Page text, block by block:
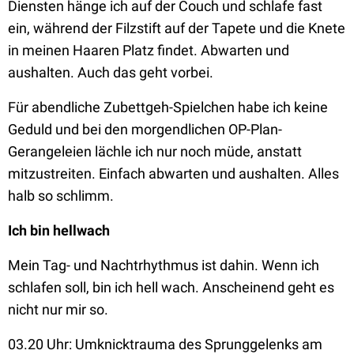
Diensten hänge ich auf der Couch und schlafe fast
ein, während der Filzstift auf der Tapete und die Knete
in meinen Haaren Platz findet. Abwarten und
aushalten. Auch das geht vorbei.
Für abendliche Zubettgeh-Spielchen habe ich keine
Geduld und bei den morgendlichen OP-Plan-
Gerangeleien lächle ich nur noch müde, anstatt
mitzustreiten. Einfach abwarten und aushalten. Alles
halb so schlimm.
Ich bin hellwach
Mein Tag- und Nachtrhythmus ist dahin. Wenn ich
schlafen soll, bin ich hell wach. Anscheinend geht es
nicht nur mir so.
03.20 Uhr: Umknicktrauma des Sprunggelenks am